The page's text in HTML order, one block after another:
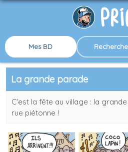
Mes BD
La grande parade
C'est la fête au village : la
rue piétonne !